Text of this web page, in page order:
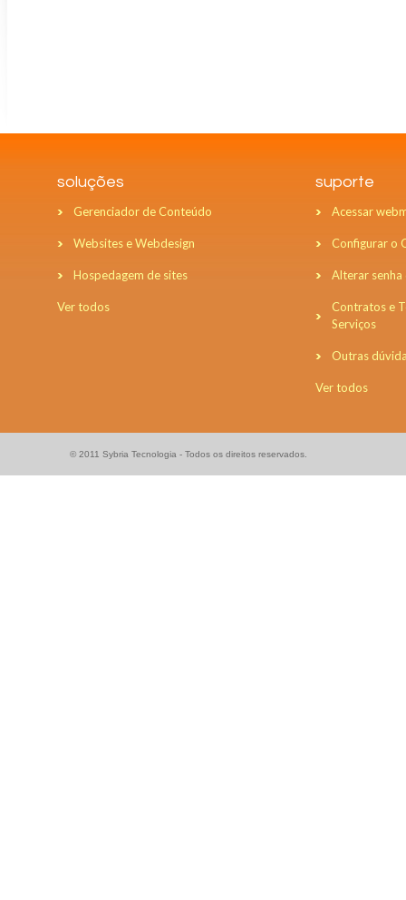
soluções
Gerenciador de Conteúdo
Websites e Webdesign
Hospedagem de sites
Ver todos
suporte
Acessar
Configurar o
Alterar senha
Contratos e
Serviços
Outras
Ver todos
© 2011 Sybria Tecnologia - Todos os direitos reservados.